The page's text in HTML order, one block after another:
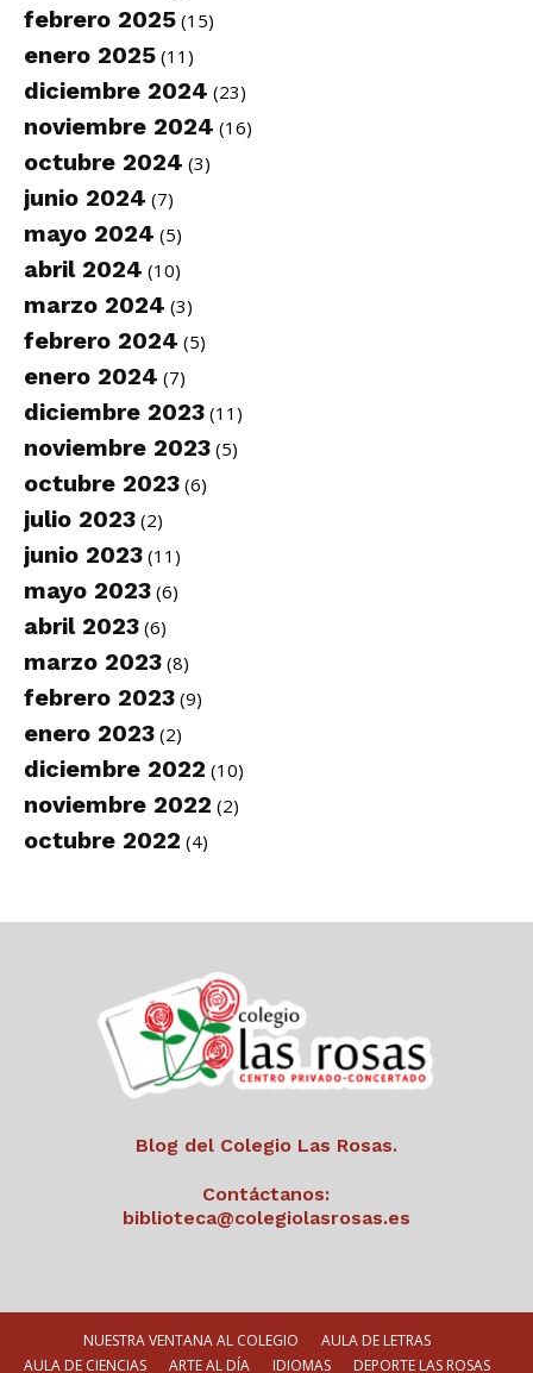
febrero 2025 (15)
enero 2025 (11)
diciembre 2024 (23)
noviembre 2024 (16)
octubre 2024 (3)
junio 2024 (7)
mayo 2024 (5)
abril 2024 (10)
marzo 2024 (3)
febrero 2024 (5)
enero 2024 (7)
diciembre 2023 (11)
noviembre 2023 (5)
octubre 2023 (6)
julio 2023 (2)
junio 2023 (11)
mayo 2023 (6)
abril 2023 (6)
marzo 2023 (8)
febrero 2023 (9)
enero 2023 (2)
diciembre 2022 (10)
noviembre 2022 (2)
octubre 2022 (4)
Blog del Colegio Las Rosas.
Contáctanos:
biblioteca@colegiolasrosas.es
NUESTRA VENTANA AL COLEGIO
AULA DE LETRAS
AULA DE CIENCIAS
ARTE AL DÍA IDIOMAS DEPORTE LAS ROSAS